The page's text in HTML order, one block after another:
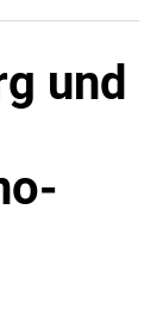
und